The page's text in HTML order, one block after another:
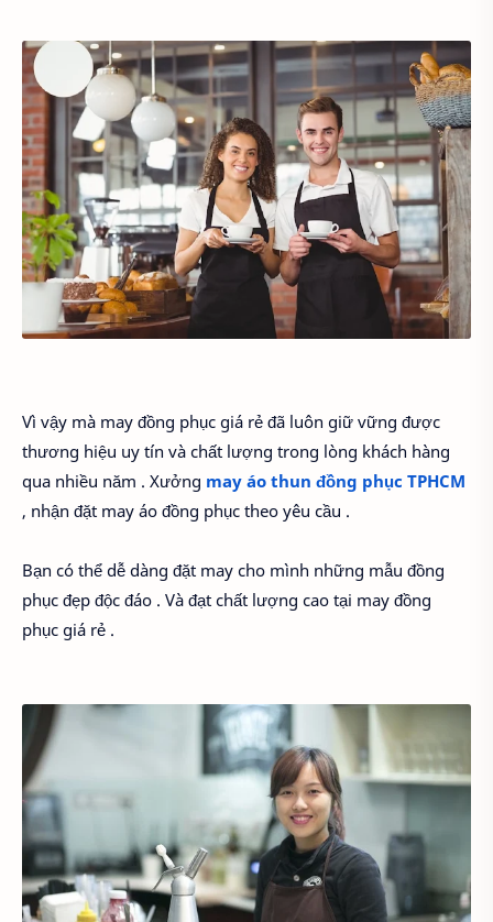
Vì vậy mà may đồng phục giá rẻ đã luôn giữ vững được
thương hiệu uy tín và chất lượng trong lòng khách hàng
qua nhiều năm . Xưởng may áo thun đồng phục TPHCM
, nhận đặt may áo đồng phục theo yêu cầu .
Bạn có thể dễ dàng đặt may cho mình những mẫu đồng
phục đẹp độc đáo . Và đạt chất lượng cao tại may đồng
phục giá rẻ .